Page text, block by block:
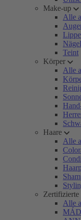
Make-up
Alle
Nägel
Teint
Körper
Alle
Haare
Alle
Zertifizierte
Alle